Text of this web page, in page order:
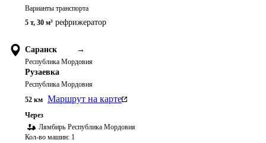
Варианты транспорта
5 т, 30 м³ рефрижератор
Саранск →
Республика Мордовия
Рузаевка
Республика Мордовия
52 км Маршрут на карте
Через
Лямбирь Республика Мордовия
Кол-во машин: 1